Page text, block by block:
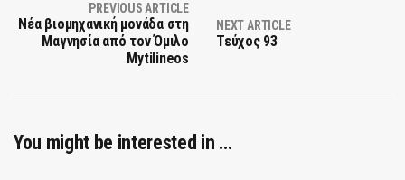
PREVIOUS ARTICLE
Νέα βιομηχανική μονάδα στη
Μαγνησία από τον Όμιλο
Mytilineos
NEXT ARTICLE
Τεύχος 93
You might be interested in …